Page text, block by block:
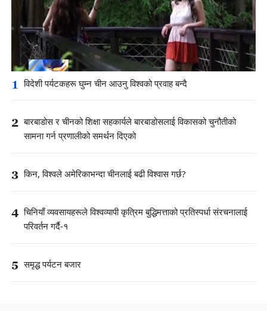
1 विदेशी पर्यटकहरू घुम्न चीन आउनु विश्वको प्रवाह बन्दै
2 बारबाडोस र चीनको शिक्षा सहकार्यले बारबाडोसलाई विकासको चुनौतीको
सामना गर्न प्रणालीको समर्थन दिएको
3 किन, विश्वले अमेरिकाभन्दा चीनलाई बढी विश्वास गर्छ?
4 चिनियाँ व्यवसायहरूले विश्वव्यापी कृत्रिम बुद्धिमत्ताको प्रतिस्पर्धा संरचनालाई
परिवर्तन गर्दै-१
5 समृद्ध पर्यटन बजार